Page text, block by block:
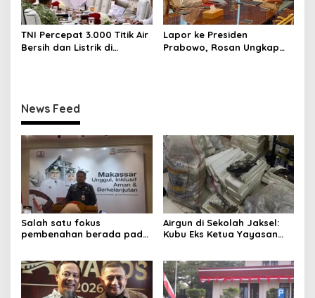
TNI Percepat 3.000 Titik Air
Bersih dan Listrik di
Lapor ke Presiden
Prabowo, Rosan Ungkap
News Feed
Salah satu fokus
pembenahan berada pada
potensi besar
meningkatkan PAD. “Itu
semua masukan dari Keme
Airgun di Sekolah Jaksel:
Kubu Eks Ketua Yayasan